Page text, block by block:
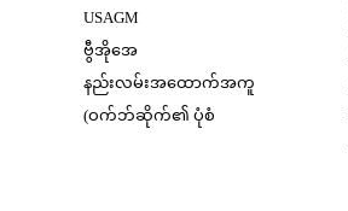
USAGM
ဗွီအိုအေ
နည်းလမ်းအထောက်အကူ
(ဝက်ဘ်ဆိုက်၏ ပုံစံ